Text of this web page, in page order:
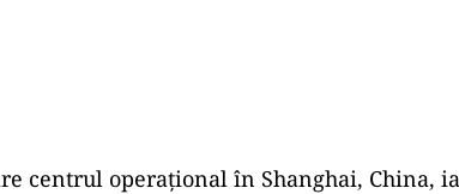
centrul operaţional în Shanghai, China,